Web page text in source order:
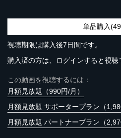
単品購入
視聴期限は購入後7日間です。
購入済の方は、ログインすると視聴
この動画を視聴するには：
月額見放題（990円/月）
月額見放題 サポータープラン（
月額見放題 パートナープラン（